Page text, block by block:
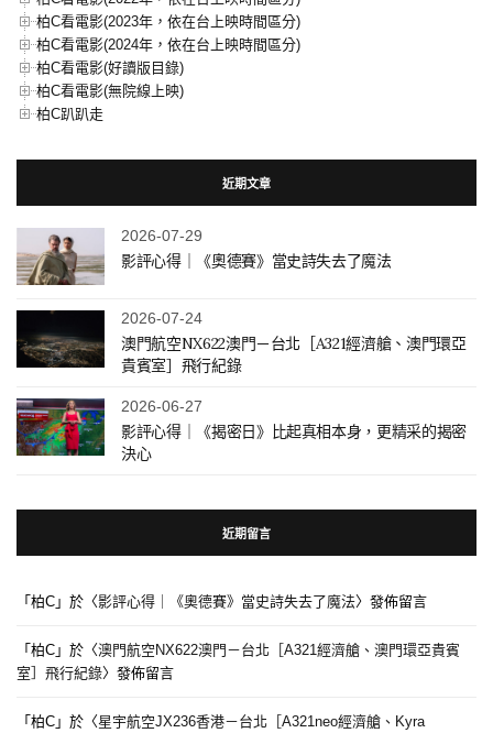
柏C看電影(2023年，依在台上映時間區分)
柏C看電影(2024年，依在台上映時間區分)
柏C看電影(好讀版目錄)
柏C看電影(無院線上映)
柏C趴趴走
近期文章
2026-07-29
影評心得｜《奧德賽》當史詩失去了魔法
2026-07-24
澳門航空NX622澳門－台北［A321經濟艙、澳門環亞
貴賓室］飛行紀錄
2026-06-27
影評心得｜《揭密日》比起真相本身，更精采的揭密
決心
近期留言
「 柏C 」於〈影評心得｜《奧德賽》當史詩失去了魔法〉發佈留言
「 柏C 」於〈澳門航空NX622澳門－台北［A321經濟艙、澳門環亞貴賓
室］飛行紀錄〉發佈留言
「 柏C 」於〈星宇航空JX236香港－台北［A321neo經濟艙、Kyra